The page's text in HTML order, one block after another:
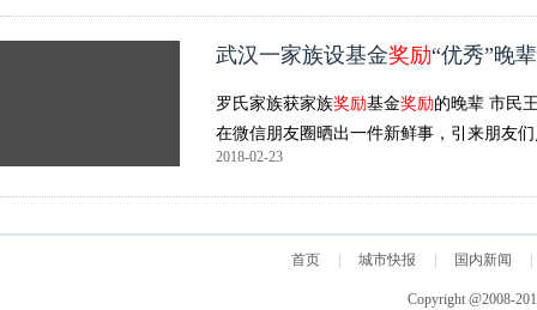
武汉一家族设基金奖励“优秀”晚辈
罗氏家族获家族奖励基金奖励的晚辈 市民
在微信朋友圈晒出一件新鲜事，引来朋友
2018-02-23
首页 城市快报 国内新闻
Copyright @2008-